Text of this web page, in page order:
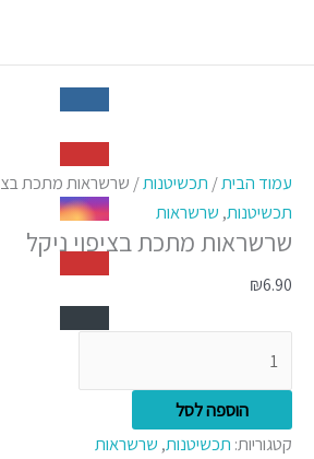
עמוד הבית/ תכשיטנות/ שרשראות מתכת
תכשיטנות, שרשראות
שרשראות מתכת בציפוי ניקל
₪6.90
של
שרשראות
מתכת
ניקל
הוספה לסל
קטגוריות: תכשיטנות, שרשראות